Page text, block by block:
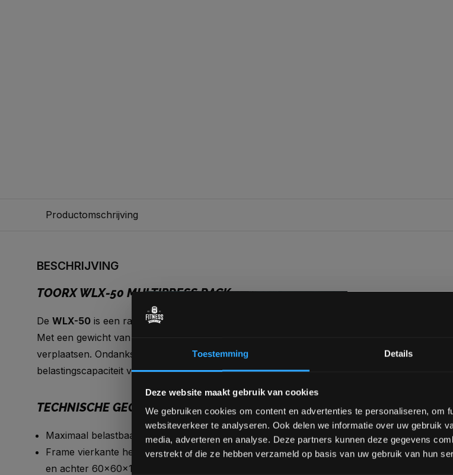
Toestemming Details
Deze website maakt gebruik van cookies
We gebruiken cookies om content en advertenties te personaliseren, om
websiteverkeer te analyseren. Ook delen we informatie over uw gebruik
media, adverteren en analyse. Deze partners kunnen deze gegevens
verstrekt of die ze hebben verzameld op basis van uw gebruik van hun
Productomschrijving
BESCHRIJVING
TOORX WLX-50 MULTIPRESS RACK
De WLX-50 is een rack die zowel geschikt is voor Squat als Bench oefeningen.
Met een gewicht van 36 kg is de
verplaatsen. Ondanks het lichte gewicht beschikt deze rack wel over een
belastingscapaciteit van 250 kg!
TECHNISCHE GEGEVENS
Maximaal belastbaar gewicht:250 Kg
Frame vierkante heavy-duty stalen buizen 50x50x1.5mm, stabilisatoren voor
en achter 60x60x1.5mm
Bam! 5%